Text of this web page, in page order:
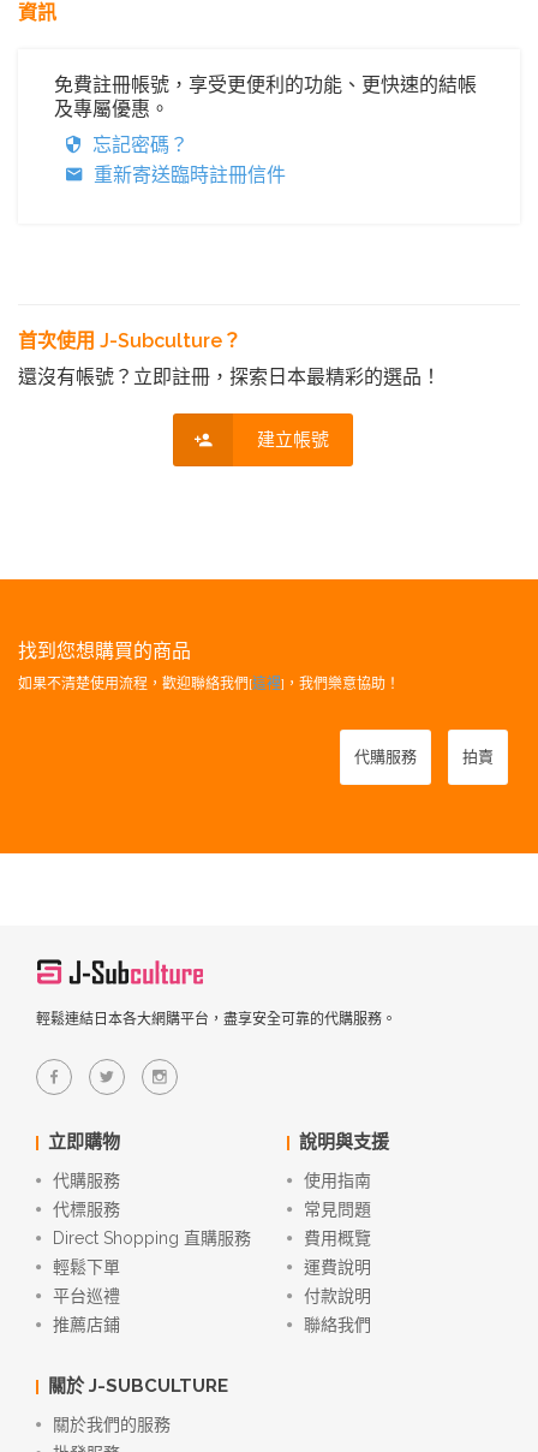
資訊
免費註冊帳號，享受更便利的功能、更快速的結帳
及專屬優惠。
忘記密碼？
重新寄送臨時註冊信件
首次使用 J-Subculture？
還沒有帳號？立即註冊，探索日本最精彩的選品！
建立帳號
找到您想購買的商品
如果不清楚使用流程，歡迎聯絡我們[這裡]，我們樂意協助！
代購服務 拍賣
輕鬆連結日本各大網購平台，盡享安全可靠的代購服務。
立即購物
代購服務
代標服務
Direct Shopping 直購服務
輕鬆下單
平台巡禮
推薦店鋪
說明與支援
使用指南
常見問題
費用概覽
運費說明
付款說明
聯絡我們
關於 J-SUBCULTURE
關於我們的服務